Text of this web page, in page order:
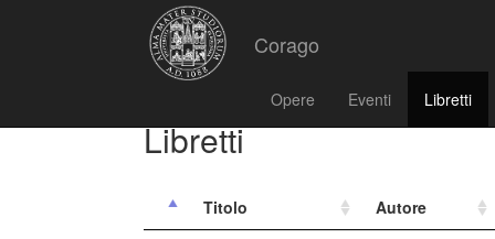
Corago
Opere Eventi Libretti
Libretti
Titolo
Autore